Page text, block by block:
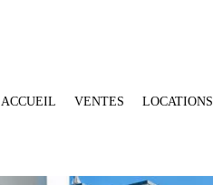
ACCUEIL VENTES LOCATIONS